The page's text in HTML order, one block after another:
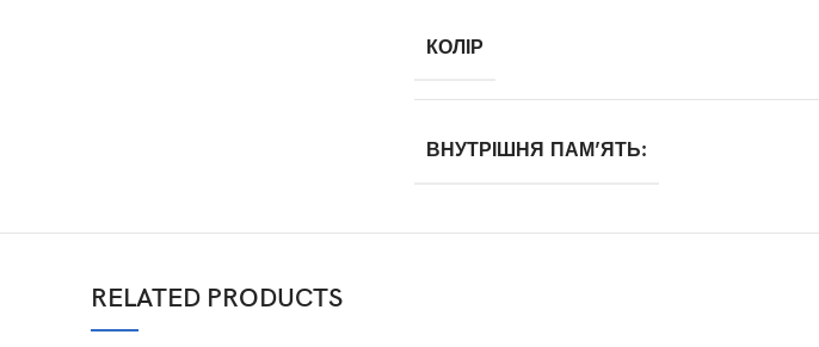
КОЛІР
ВНУТРІШНЯ ПАМ'ЯТЬ:
RELATED PRODUCTS